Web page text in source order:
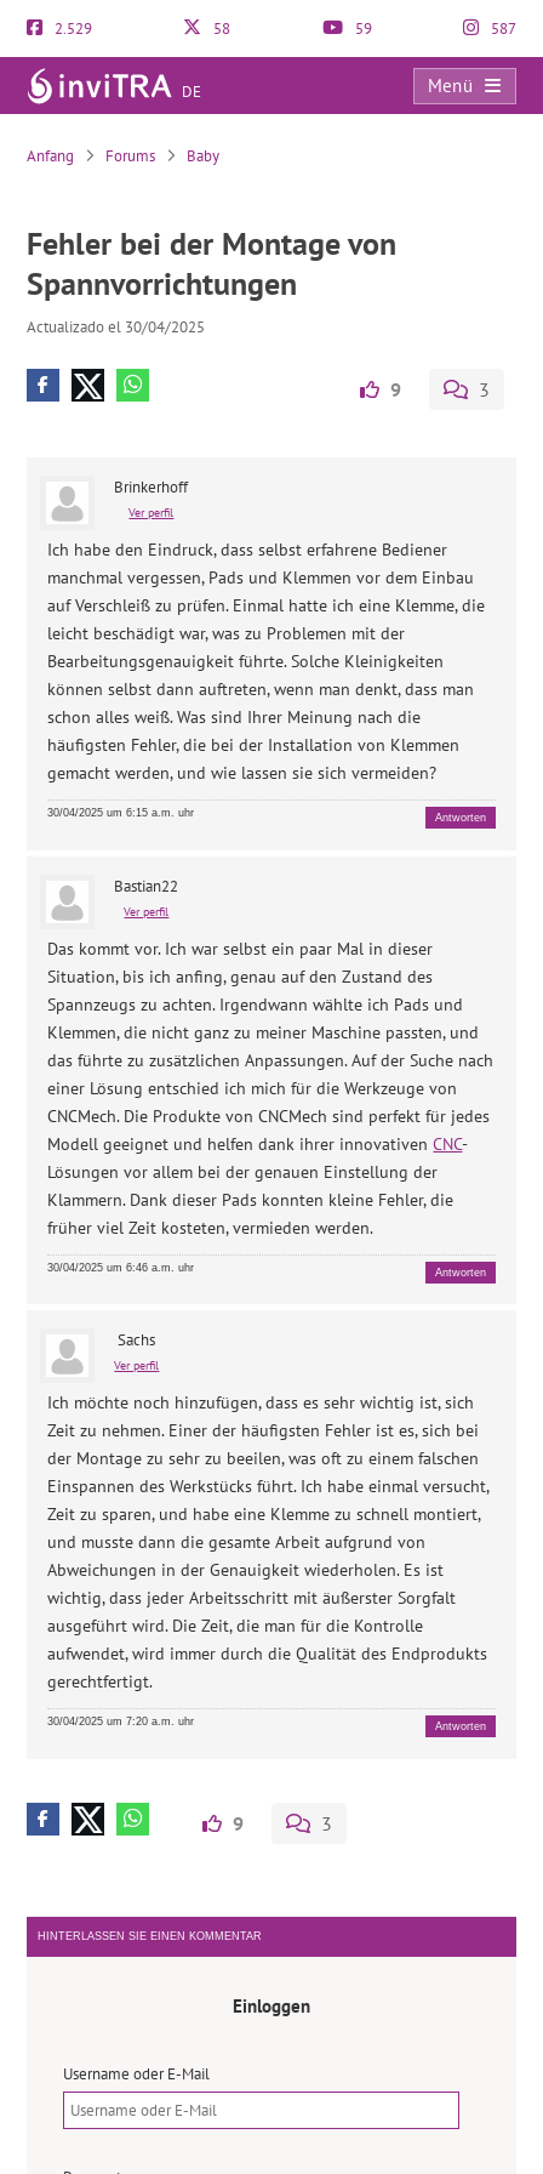
2.529 58 59 587
DE
Menü
Fehler bei der Montage von Spannvorrichtungen
Anfang Forums Baby
Fehler bei der Montage von
Spannvorrichtungen
Actualizado el 30/04/2025
9 3
Brinkerhoff
Ver perfil
Ich habe den Eindruck, dass selbst erfahrene Bediener
manchmal vergessen, Pads und Klemmen vor dem Einbau
auf Verschleiß zu prüfen. Einmal hatte ich eine Klemme, die
leicht beschädigt war, was zu Problemen mit der
Bearbeitungsgenauigkeit führte. Solche Kleinigkeiten
können selbst dann auftreten, wenn man denkt, dass man
schon alles weiß. Was sind Ihrer Meinung nach die
häufigsten Fehler, die bei der Installation von Klemmen
gemacht werden, und wie lassen sie sich vermeiden?
30/04/2025 um 6:15 a.m. uhr Antworten
Bastian22
Ver perfil
Das kommt vor. Ich war selbst ein paar Mal in dieser
Situation, bis ich anfing, genau auf den Zustand des
Spannzeugs zu achten. Irgendwann wählte ich Pads und
Klemmen, die nicht ganz zu meiner Maschine passten, und
das führte zu zusätzlichen Anpassungen. Auf der Suche nach
einer Lösung entschied ich mich für die Werkzeuge von
CNCMech. Die Produkte von CNCMech sind perfekt für jedes
Modell geeignet und helfen dank ihrer innovativenCNC-
Lösungen vor allem bei der genauen Einstellung der
Klammern. Dank dieser Pads konnten kleine Fehler, die
früher viel Zeit kosteten, vermieden werden.
30/04/2025 um 6:46 a.m. uhr Antworten
Sachs
Ver perfil
Ich möchte noch hinzufügen, dass es sehr wichtig ist, sich
Zeit zu nehmen. Einer der häufigsten Fehler ist es, sich bei
der Montage zu sehr zu beeilen, was oft zu einem falschen
Einspannen des Werkstücks führt. Ich habe einmal versucht,
Zeit zu sparen, und habe eine Klemme zu schnell montiert,
und musste dann die gesamte Arbeit aufgrund von
Abweichungen in der Genauigkeit wiederholen. Es ist
wichtig, dass jeder Arbeitsschritt mit äußerster Sorgfalt
ausgeführt wird. Die Zeit, die man für die Kontrolle
aufwendet, wird immer durch die Qualität des Endprodukts
gerechtfertigt.
30/04/2025 um 7:20 a.m. uhr Antworten
9 3
HINTERLASSEN SIE EINEN KOMMENTAR
Einloggen
Username oder E-Mail